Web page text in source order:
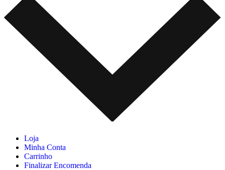
Loja
Minha Conta
Carrinho
Finalizar Encomenda